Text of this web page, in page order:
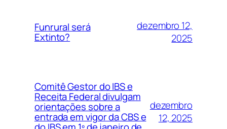
Funrural será
Extinto?
dezembro 12,
2025
Comitê Gestor do IBS e
Receita Federal divulgam
orientações sobre a
entrada em vigor da CBS e
dezembro
12, 2025